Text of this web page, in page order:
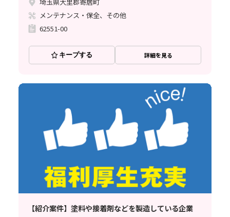
メンテナンス・保全、その他
62551-00
キープする 詳細を見る
【紹介案件】塗料や接着剤などを製造している企業